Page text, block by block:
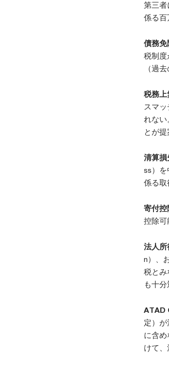
第三者
係る百
債務免
税制度
（過
税務
スマ
れな
とが提
清算損
ss）を
係る取
寄付控
控除可
法人所
n）、
税とみ
も十
ATAD
定）
に含
けて、